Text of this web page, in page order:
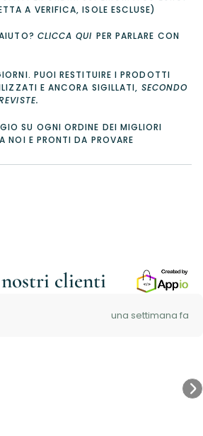
A VERIFICA, ISOLE ESCLUSE)
CLICCA QUI PER PARLARE CON
. PUOI RESTITUIRE I PRODOTTI
E ANCORA SIGILLATI, SECONDO
.
SU OGNI ORDINE DEI MIGLIORI
NOI E PRONTI DA PROVARE
clienti
una settimana fa